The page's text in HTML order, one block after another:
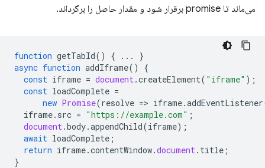
می‌ماند تا promise برقرار شود و مقدار حاصل را برگرداند.
function getTabId() { ...
}
async function addIframe()
{
const iframe = document.createElement( "iframe" );
const loadComplete =
new Promise(resolve => iframe.addEventListener
iframe. src = "https://example.com" ;
document.body.appendChild(iframe);
await loadComplete ;
return iframe.contentWindow.document. title ;
}